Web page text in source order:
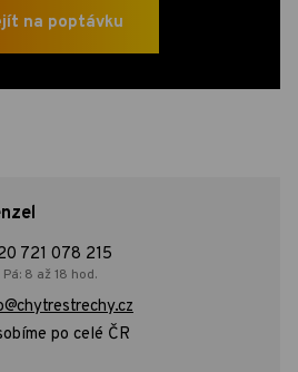
na poptávku
721 078 215
Pá: 8 až 18 hod.
po celé ČR